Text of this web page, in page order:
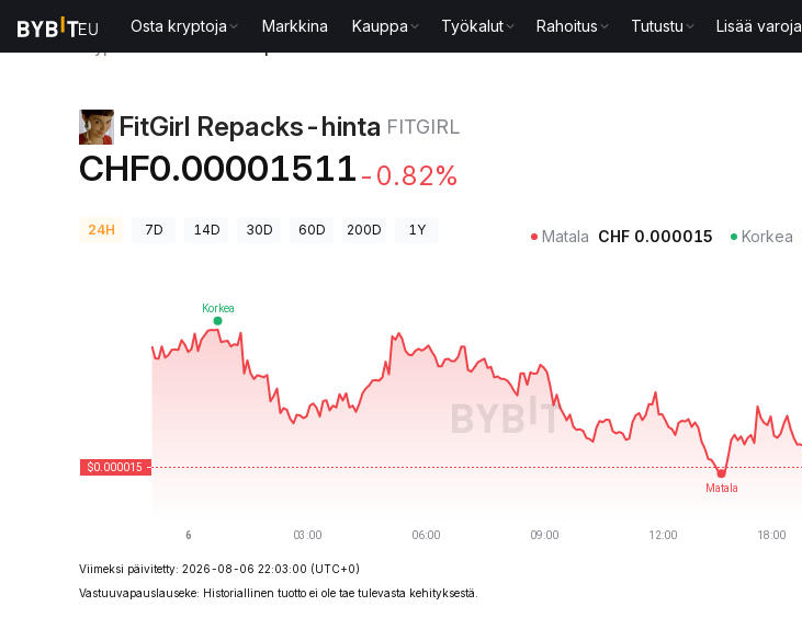
Osta kryptoja Markkina Kauppa Työkalut Rahoitus Tutustu Lisää varoja
FitGirl Repacks-hinta FITGIRL
CHF0.00001511 -0.82%
24H 7D 14D 30D 60D 200D 1Y Matala CHF 0.000015 Korkea
Viimeksi päivitetty: 2026-08-06 22:03:00 (UTC+0)
Vastuuvapauslauseke: Historiallinen tuotto ei ole tae tulevasta kehityksestä.